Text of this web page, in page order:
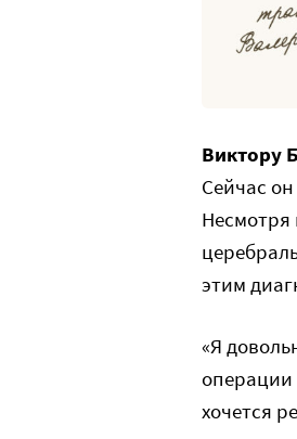
Виктору
Сейчас
Несмотря
этим
«Я
операции
хочется